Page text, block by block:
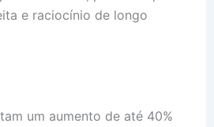
e raciocínio de longo
um aumento de até 40%